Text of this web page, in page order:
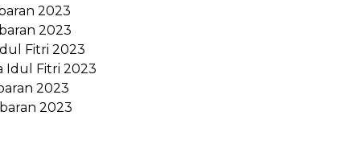
2023
2023
Fitri 2023
Idul Fitri 2023
2023
2023